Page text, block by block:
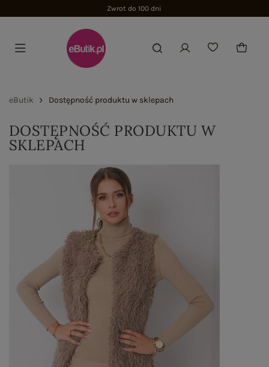
Zwrot do 100 dni
eButik Dostępność produktu w sklepach
DOSTĘPNOŚĆ PRODUKTU W
SKLEPACH